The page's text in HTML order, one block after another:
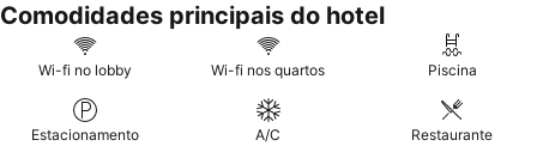
variado pequeno-almoçoe as opções de refeições durante
todo o dia. Para vistas ideais, considere solicitar um quarto num
andar superior.
Comodidades principais do hotel
Wi-fi no lobby Wi-fi nos quartos Piscina
Estacionamento A/C Restaurante